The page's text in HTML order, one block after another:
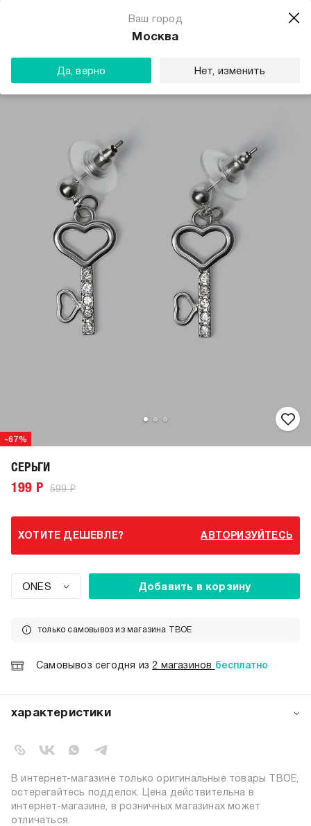
Ваш город
Москва
Да, верно Нет, изменить
-67%
СЕРЬГИ
199 Р 599 Р
ХОТИТЕ ДЕШЕВЛЕ? АВТОРИЗУЙТЕСЬ
ONES Добавить в корзину
только самовывоз из магазина ТВОЕ
Самовывоз сегодня из 2 магазинов бесплатно
характеристики
коллекция:
вид застежки:
пусеты
цвет:
белый
состав:
100% сплав цинка
В интернет-магазине только оригинальные товары ТВОЕ,
остерегайтесь подделок. Цена действительна в
интернет-магазине, в розничных магазинах может
отличаться.